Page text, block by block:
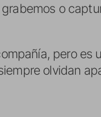
o
pero es
olvidan